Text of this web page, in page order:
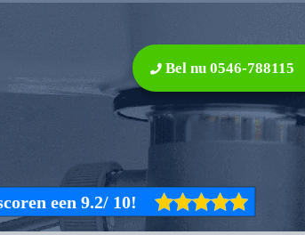
Bel nu 0546-788115